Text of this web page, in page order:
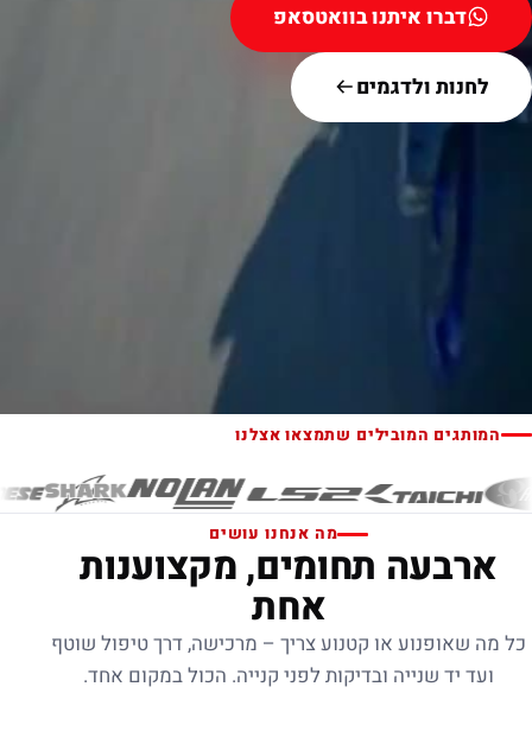
דברו איתנו בוואטסאפ
לחנות ולדגמים
המותגים המובילים שתמצאו אצלנו
מה אנחנו עושים
ארבעה תחומים, מקצוענות
אחת
כל מה שאופנוע או קטנוע צריך – מרכישה, דרך טיפול שוטף
ועד יד שנייה ובדיקות לפני קנייה. הכול במקום אחד.